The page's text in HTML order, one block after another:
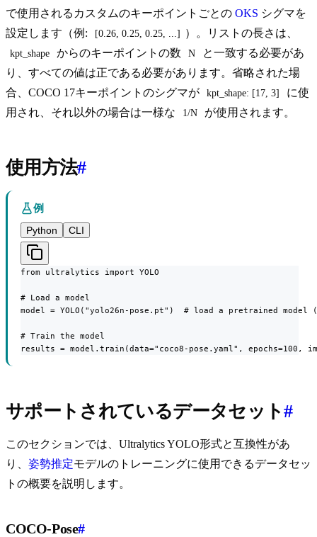
で使用されるカスタムのキーポイントごとの OKS シグマを
設定します（例:
[0.26, 0.25, 0.25, ...] ）。リストの長さは、
kpt_shape からのキーポイントの数 N
と一致する必要があ
り、すべての値は正である必要があります。省略された場
合、COCO 17キーポイントのシグマが
kpt_shape: [17, 3]
に使
用され、それ以外の場合は一様な
1/N が使用されます。
使用方法#
例
Python
CLI
from ultralytics import YOLO
# Load a model
model = YOLO("yolo26n-pose.pt")  # load a pretrained model
# Train the model
results = model.train(data="coco8-pose.yaml", epochs=100,
サポートされているデータセット#
このセクションでは、Ultralytics YOLO形式と互換性があ
り、 姿勢推定モデルのトレーニングに使用できるデータセッ
トの概要を説明します。
COCO-Pose#